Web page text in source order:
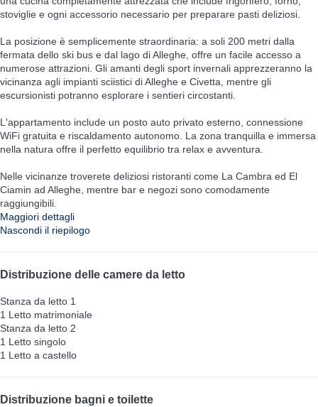
stoviglie e ogni accessorio necessario per preparare pasti deliziosi.
La posizione è semplicemente straordinaria: a soli 200 metri dalla
fermata dello ski bus e dal lago di Alleghe, offre un facile accesso a
numerose attrazioni. Gli amanti degli sport invernali apprezzeranno la
vicinanza agli impianti sciistici di Alleghe e Civetta, mentre gli
escursionisti potranno esplorare i sentieri circostanti.
L'appartamento include un posto auto privato esterno, connessione
WiFi gratuita e riscaldamento autonomo. La zona tranquilla e immersa
nella natura offre il perfetto equilibrio tra relax e avventura.
Nelle vicinanze troverete deliziosi ristoranti come La Cambra ed El
Ciamin ad Alleghe, mentre bar e negozi sono comodamente
raggiungibili.
Maggiori dettagli
Nascondi il riepilogo
Distribuzione delle camere da letto
Stanza da letto 1
1 Letto matrimoniale
Stanza da letto 2
1 Letto singolo
1 Letto a castello
Distribuzione bagni e toilette